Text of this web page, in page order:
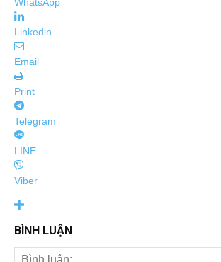
Linkedin
Email
Print
Telegram
LINE
Viber
BÌNH LUẬN